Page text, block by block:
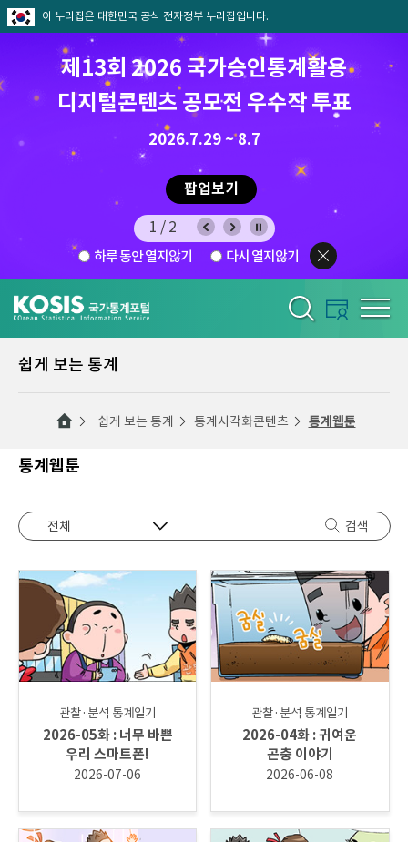
이 누리집은 대한민국 공식 전자정부 누리집입니다.
제13회 2026 국가승인통계활용
디지털콘텐츠 공모전 우수작 투표
2026.7.29 ~ 8.7
팝업보기
8.7.(금) ~ 8.21.(금)
1/2
하루 동안 열지않기 다시 열지않기
쉽게 보는 통계
쉽게 보는 통계 통계시각화콘텐츠 통계웹툰
통계웹툰
검색
관찰·분석 통계일기
2026-05화 : 너무 바쁜
우리 스마트폰!
2026-07-06
관찰·분석 통계일기
2026-04화 : 귀여운
곤충 이야기
2026-06-08